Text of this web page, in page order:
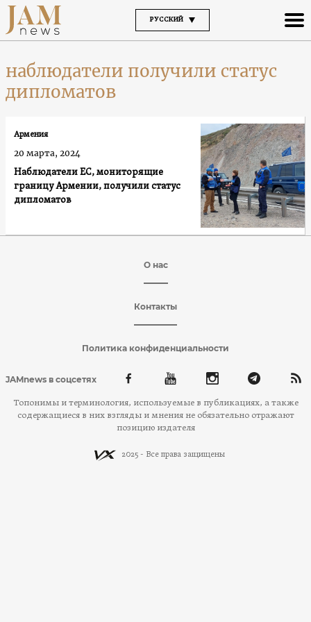
РУССКИЙ
наблюдатели получили статус
дипломатов
Наблюдатели ЕС, мониторящие
границу Армении, получили статус
дипломатов
Армения
20 марта, 2024
О нас
Контакты
Политика конфиденциальности
JAMnews в соцсетях
Топонимы и терминология, используемые в публикациях, а также
содержащиеся в них взгляды и мнения не обязательно отражают
позицию издателя
2025 - Все права защищены